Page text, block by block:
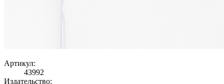
Артикул:
43992
Издательство: